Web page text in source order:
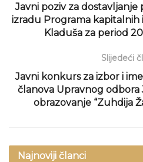
Javni poziv za
izradu Programa kapitalnih
Kladuša za period
Slijedeći
Javni konkurs za izbor i
članova Upravnog
obrazovanje “Zuhdija
Najnoviji članci